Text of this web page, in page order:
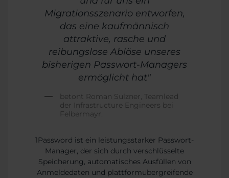
Migrationsszenario entworfen,
das eine kaufmännisch
attraktive, rasche und
reibungslose Ablöse unseres
bisherigen Passwort-Managers
ermöglicht hat"
betont Roman Sulzner, Teamlead
der Infrastructure Engineers bei
Felbermayr.
1Password ist ein leistungsstarker Passwort-
Manager, der sich durch verschlüsselte
Speicherung, automatisches Ausfüllen von
Anmeldedaten und plattformübergreifende